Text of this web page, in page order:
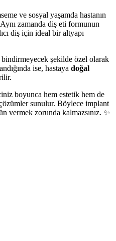
ve sosyal yaşamda hastanın
zamanda diş eti formunun
diş için ideal bir altyapı
şekilde özel olarak
ise, hastaya doğal
boyunca hem estetik hem de
sunulur. Böylece implant
vermek zorunda kalmazsınız. ✨